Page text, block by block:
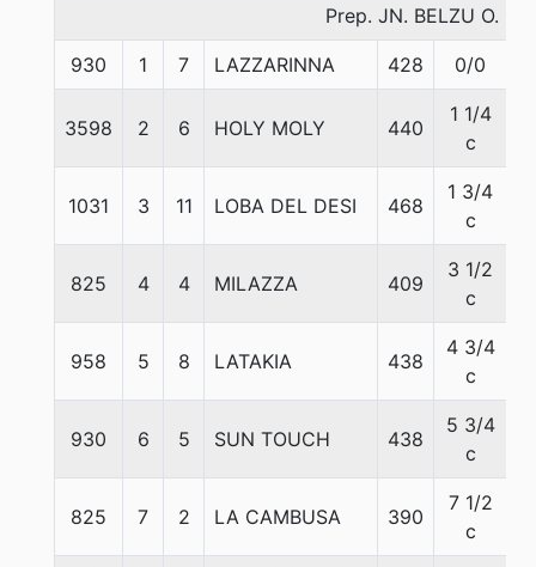
Prep. JN. BELZU O.
930 1 7 LAZZARINNA 428 0/0
3598 2 6 HOLY MOLY 440
1 1/4
c
1031 3 11 LOBA DEL DESI 468
1 3/4
c
825 4 4 MILAZZA 409
3 1/2
c
958 5 8 LATAKIA 438
4 3/4
c
930 6 5 SUN TOUCH 438
5 3/4
c
825 7 2 LA CAMBUSA 390
7 1/2
c